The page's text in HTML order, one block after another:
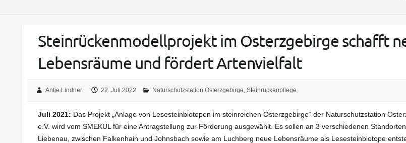
Steinrückenmodellprojekt im Osterzgebirge schafft
Lebensräume und fördert Artenvielfalt
Antje Lindner 22. Juli 2022 Naturschutzstation Osterzgebirge,Steinrückenpflege
Juli 2021: Das Projekt „Anlage von Lesesteinbiotopen im steinreichen Osterzgebirge“ der Naturschutzstation
e.V. wird vom SMEKUL für eine Antragstellung zur Förderung ausgewählt. Es sollen an 3 verschiedenen
Liebenau, zwischen Falkenhain und Johnsbach sowie am Luchberg neue Lebensräume als Lesesteinbiotope